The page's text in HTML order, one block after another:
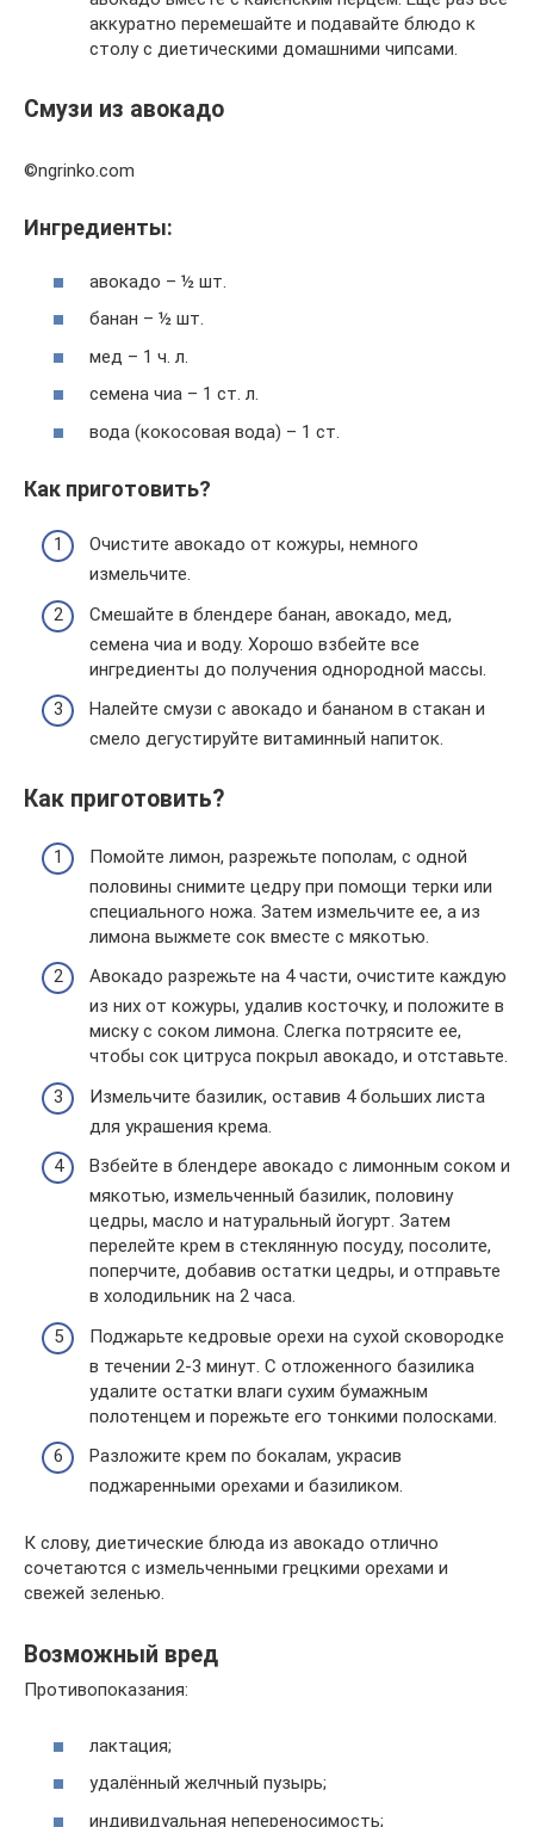
аккуратно перемешайте и подавайте блюдо к
столу с диетическими домашними чипсами.
Смузи из авокадо
©ngrinko.com
Ингредиенты:
авокадо – ½ шт.
банан – ½ шт.
мед – 1 ч. л.
семена чиа – 1 ст. л.
вода (кокосовая вода) – 1 ст.
Как приготовить?
Очистите авокадо от кожуры, немного
измельчите.
Смешайте в блендере банан, авокадо, мед,
семена чиа и воду. Хорошо взбейте все
ингредиенты до получения однородной массы.
Налейте смузи с авокадо и бананом в стакан и
смело дегустируйте витаминный напиток.
Как приготовить?
Помойте лимон, разрежьте пополам, с одной
половины снимите цедру при помощи терки или
специального ножа. Затем измельчите ее, а из
лимона выжмете сок вместе с мякотью.
Авокадо разрежьте на 4 части, очистите каждую
из них от кожуры, удалив косточку, и положите в
миску с соком лимона. Слегка потрясите ее,
чтобы сок цитруса покрыл авокадо, и отставьте.
Измельчите базилик, оставив 4 больших листа
для украшения крема.
Взбейте в блендере авокадо с лимонным соком и
мякотью, измельченный базилик, половину
цедры, масло и натуральный йогурт. Затем
перелейте крем в стеклянную посуду, посолите,
поперчите, добавив остатки цедры, и отправьте
в холодильник на 2 часа.
Поджарьте кедровые орехи на сухой сковородке
в течении 2-3 минут. С отложенного базилика
удалите остатки влаги сухим бумажным
полотенцем и порежьте его тонкими полосками.
Разложите крем по бокалам, украсив
поджаренными орехами и базиликом.
К слову, диетические блюда из авокадо отлично
сочетаются с измельченными грецкими орехами и
свежей зеленью.
Возможный вред
Противопоказания:
лактация;
удалённый желчный пузырь;
индивидуальная непереносимость;